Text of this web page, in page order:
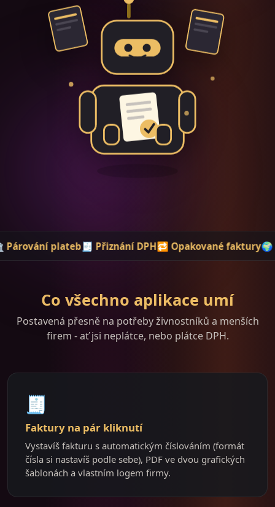
🧾 Přiznání DPH🔁 Opakované faktury🌍 CZ i SK🏢 ARES/
Co všechno aplikace umí
Postavená přesně na potřeby živnostníků a menších
firem - ať jsi neplátce, nebo plátce DPH.
🧾
Faktury na pár kliknutí
Vystavíš fakturu s automatickým číslováním (formát
čísla si nastavíš podle sebe), PDF ve dvou grafických
šablonách a vlastním logem firmy.